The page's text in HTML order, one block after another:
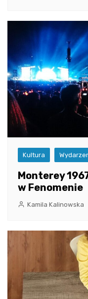
Kultura
Monterey
w Fenomenie
Kamila Kalinowska